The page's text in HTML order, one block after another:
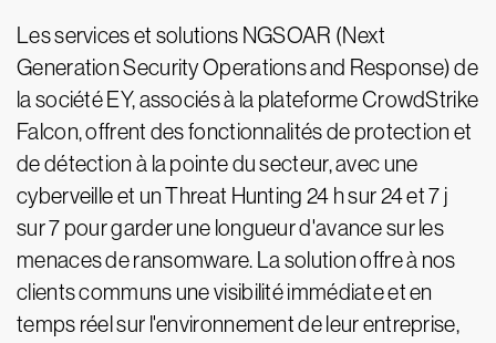
Les services et solutions NGSOAR (Next
Generation Security Operations and Response) de
la société EY, associés à la plateforme CrowdStrike
Falcon, offrent des fonctionnalités de protection et
de détection à la pointe du secteur, avec une
cyberveille et un Threat Hunting 24 h sur 24 et 7 j
sur 7 pour garder une longueur d'avance sur les
menaces de ransomware. La solution offre à nos
clients communs une visibilité immédiate et en
temps réel sur l'environnement de leur entreprise,